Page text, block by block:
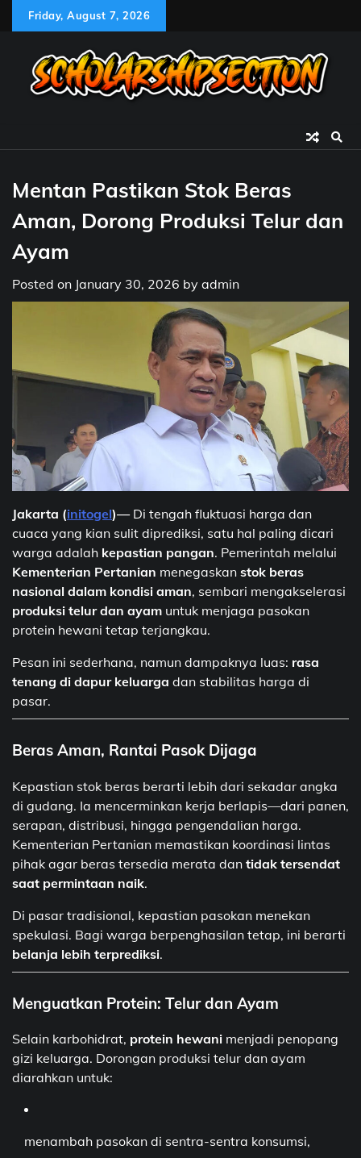
Friday, August 7, 2026
Mentan Pastikan Stok Beras
Aman, Dorong Produksi Telur dan
Ayam
Posted on January 30, 2026 by admin
Jakarta (initogel)—Di tengah fluktuasi harga dan
cuaca yang kian sulit diprediksi, satu hal paling dicari
warga adalah kepastian pangan. Pemerintah melalui
Kementerian Pertanian menegaskan stok beras
nasional dalam kondisi aman, sembari mengakselerasi
produksi telur dan ayam untuk menjaga pasokan
protein hewani tetap terjangkau.
Pesan ini sederhana, namun dampaknya luas: rasa
tenang di dapur keluarga dan stabilitas harga di
pasar.
Beras Aman, Rantai Pasok Dijaga
Kepastian stok beras berarti lebih dari sekadar angka
di gudang. Ia mencerminkan kerja berlapis—dari panen,
serapan, distribusi, hingga pengendalian harga.
Kementerian Pertanian memastikan koordinasi lintas
pihak agar beras tersedia merata dan tidak tersendat
saat permintaan naik.
Di pasar tradisional, kepastian pasokan menekan
spekulasi. Bagi warga berpenghasilan tetap, ini berarti
belanja lebih terprediksi.
Menguatkan Protein: Telur dan Ayam
Selain karbohidrat, protein hewani menjadi penopang
gizi keluarga. Dorongan produksi telur dan ayam
diarahkan untuk:
menambah pasokan di sentra-sentra konsumsi,